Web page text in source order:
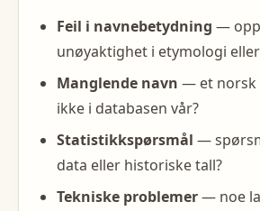
Feil i navnebetydning —
unøyaktighet i etymologi
Manglende navn — et norsk
ikke i databasen vår?
Statistikkspørsmål —
data eller historiske tall?
Tekniske problemer— noe